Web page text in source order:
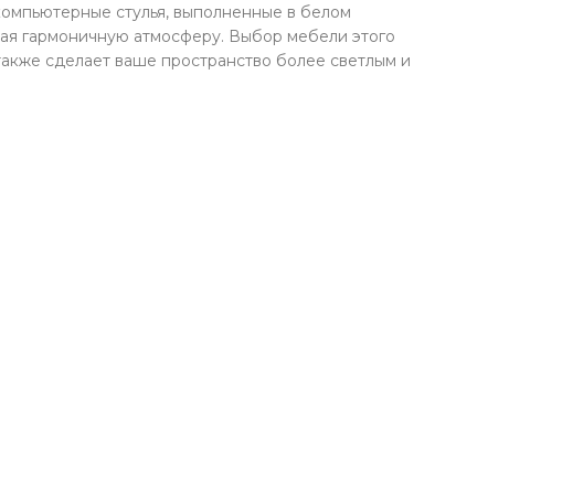
стулья, выполненные в белом
гармоничную атмосферу. Выбор мебели этого
сделает ваше пространство более светлым и